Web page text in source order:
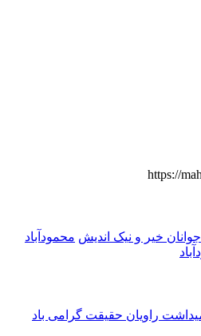
https://
جوانان خیر و نیک اندیش محمودآباد